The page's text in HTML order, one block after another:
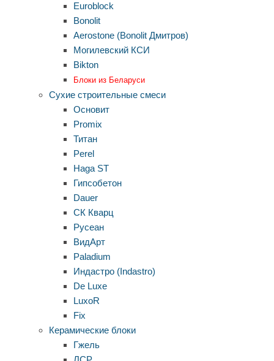
Euroblock
Bonolit
Aerostone (Bonolit Дмитров)
Могилевский КСИ
Bikton
Блоки из Беларуси
Сухие строительные смеси
Основит
Promix
Титан
Perel
Haga ST
Гипсобетон
Dauer
СК Кварц
Русеан
ВидАрт
Paladium
Индастро (Indastro)
De Luxe
LuxoR
Fix
Керамические блоки
Гжель